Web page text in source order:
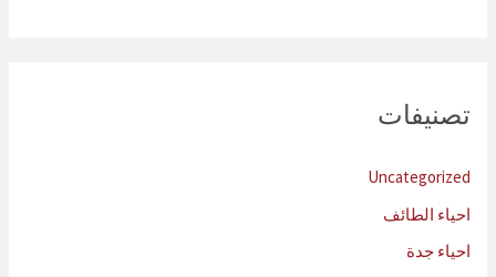
تصنيفات
Uncategorized
احياء الطائف
احياء جدة